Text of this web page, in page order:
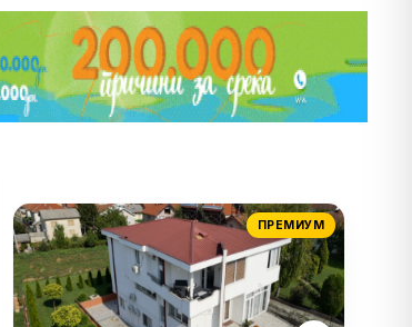
ПРЕМИУМ